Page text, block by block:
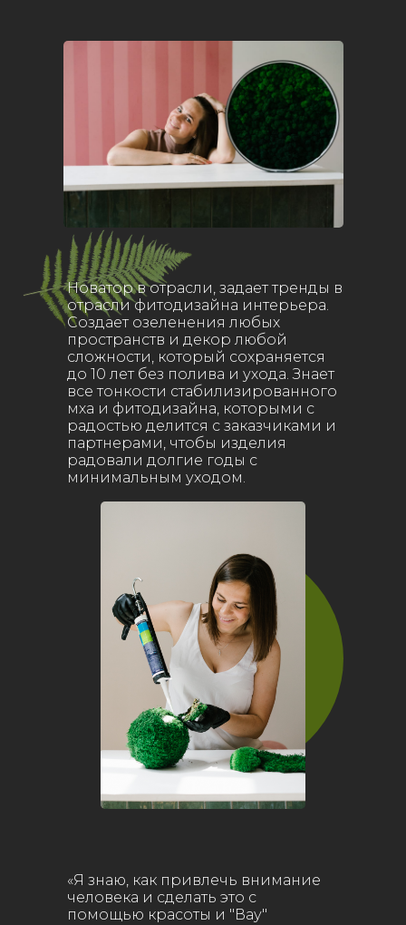
Новатор в отрасли, задает тренды в
отрасли фитодизайна интерьера.
Создает озеленения любых
пространств и декор любой
сложности, который сохраняется
до 10 лет без полива и ухода. Знает
все тонкости стабилизированного
мха и фитодизайна, которыми с
радостью делится с заказчиками и
партнерами, чтобы изделия
радовали долгие годы с
минимальным уходом.
«Я знаю, как привлечь внимание
человека и сделать это с
помощью красоты и "Вау"